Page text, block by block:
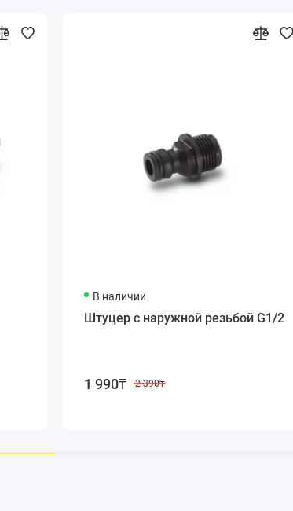
В наличии
Штуцер с наружной резьбой G1/2
1 990₸ 2 390₸